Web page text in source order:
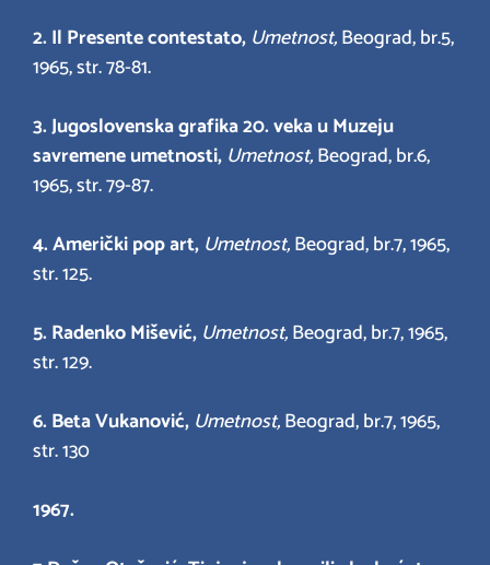
2. Il Presente contestato, Umetnost,Beograd, br.5,
1965, str. 78-81.
3. Jugoslovenska grafika 20. veka u Muzeju
savremene umetnosti, Umetnost,Beograd, br.6,
1965, str. 79-87.
4.Američki pop art, Umetnost,Beograd, br.7, 1965,
str. 125.
5. Radenko Mišević, Umetnost,Beograd, br.7, 1965,
str. 129.
6. Beta Vukanović, Umetnost,Beograd, br.7, 1965,
str. 130
1967.